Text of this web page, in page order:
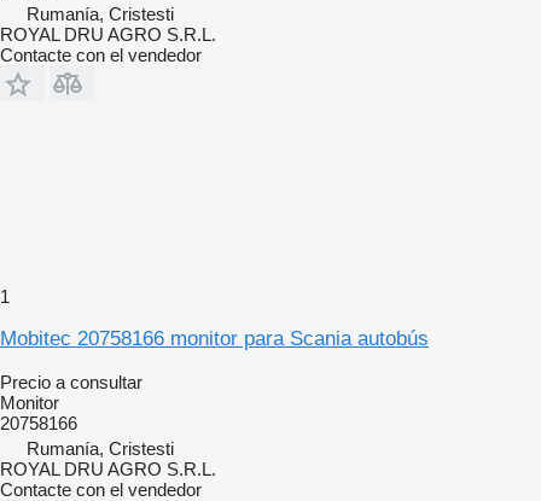
Rumanía, Cristesti
ROYAL DRU AGRO S.R.L.
Contacte con el vendedor
1
Mobitec 20758166 monitor para Scania autobús
Precio a consultar
Monitor
20758166
Rumanía, Cristesti
ROYAL DRU AGRO S.R.L.
Contacte con el vendedor